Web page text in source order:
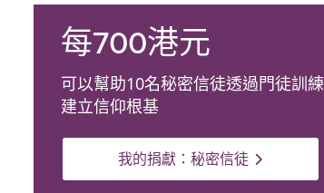
每700港元
可以幫助10名秘密信徒透過門徒訓練
建立信仰根基
我的捐獻：秘密信徒